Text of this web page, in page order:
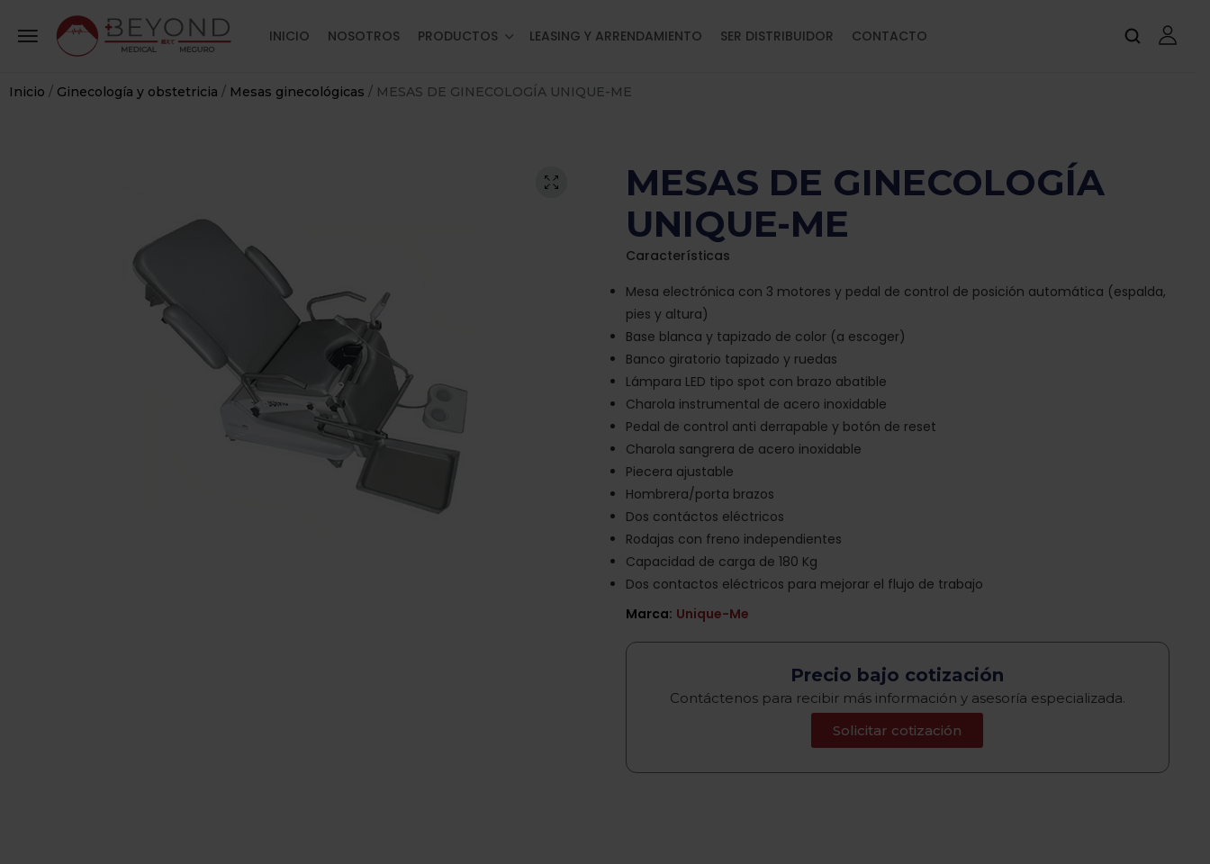
INICIO NOSOTROS PRODUCTOS LEASING Y ARRENDAMIENTO SER DISTRIBUIDOR CONTACTO
Inicio / Ginecología y obstetricia / Mesas ginecológicas / MESAS DE GINECOLOGÍA UNIQUE-ME
MESAS DE GINECOLOGÍA
UNIQUE-ME
Características
Mesa electrónica con 3 motores y pedal de control de posición automática (espalda,
pies y altura)
Base blanca y tapizado de color (a escoger)
Banco giratorio tapizado y ruedas
Lámpara LED tipo spot con brazo abatible
Charola instrumental de acero inoxidable
Pedal de control anti derrapable y botón de reset
Charola sangrera de acero inoxidable
Piecera ajustable
Hombrera/porta brazos
Dos contáctos eléctricos
Rodajas con freno independientes
Capacidad de carga de 180 Kg
Dos contactos eléctricos para mejorar el flujo de trabajo
Marca: Unique-Me
Precio bajo cotización
Contáctenos para recibir más información y asesoría especializada.
Solicitar cotización